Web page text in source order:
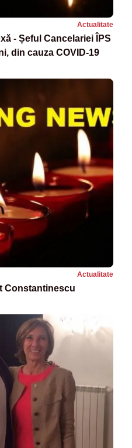
Actualitate
- Șeful Cancelariei ÎPS
din cauza COVID-19
Actualitate
Constantinescu